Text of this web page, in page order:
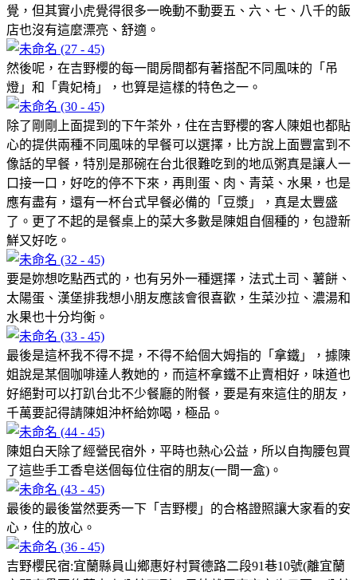
覺，但其實小虎覺得很多一晚動不動要五、六、七、八千的飯
店也沒有這麼漂亮、舒適。
然後呢，在吉野櫻的每一間房間都有著搭配不同風味的「吊
燈」和「貴妃椅」，也算是這樣的特色之一。
除了剛剛上面提到的下午茶外，住在吉野櫻的客人陳姐也都貼
心的提供兩種不同風味的早餐可以選擇，比方說上面豐富到不
像話的早餐，特別是那碗在台北很難吃到的地瓜粥真是讓人一
口接一口，好吃的停不下來，再則蛋、肉、青菜、水果，也是
應有盡有，還有一杯台式早餐必備的「豆漿」，真是太豐盛
了。更了不起的是餐桌上的菜大多數是陳姐自個種的，包證新
鮮又好吃。
要是妳想吃點西式的，也有另外一種選擇，法式土司、薯餅、
太陽蛋、漢堡排我想小朋友應該會很喜歡，生菜沙拉、濃湯和
水果也十分均衡。
最後是這杯我不得不提，不得不給個大姆指的「拿鐵」，據陳
姐說是某個咖啡達人教她的，而這杯拿鐵不止賣相好，味道也
好絕對可以打趴台北不少餐廳的附餐，要是有來這住的朋友，
千萬要記得請陳姐沖杯給妳喝，極品。
陳姐白天除了經營民宿外，平時也熱心公益，所以自掏腰包買
了這些手工香皂送個每位住宿的朋友(一間一盒)。
最後的最後當然要秀一下「吉野櫻」的合格證照讓大家看的安
心，住的放心。
吉野櫻民宿:宜蘭縣員山鄉惠好村賢德路二段91巷10號(離宜蘭